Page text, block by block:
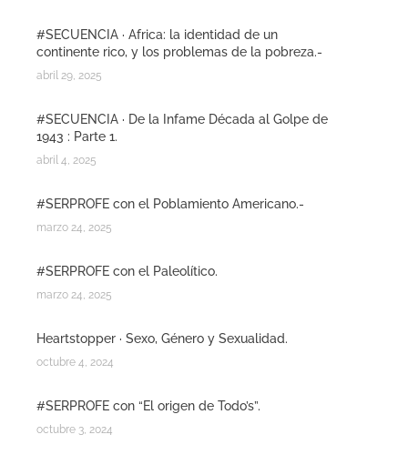
#SECUENCIA · Africa: la identidad de un
continente rico, y los problemas de la pobreza.-
abril 29, 2025
#SECUENCIA · De la Infame Década al Golpe de
1943 : Parte 1.
abril 4, 2025
#SERPROFE con el Poblamiento Americano.-
marzo 24, 2025
#SERPROFE con el Paleolítico.
marzo 24, 2025
Heartstopper · Sexo, Género y Sexualidad.
octubre 4, 2024
#SERPROFE con “El origen de Todo’s”.
octubre 3, 2024